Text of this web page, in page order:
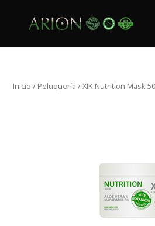
Inicio / Peluquería / XIK Nutrition Mask